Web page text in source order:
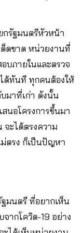
กรัฐมนตรีหัวหน้า
ด็ดขาด หน่วยงานที่
บภายในและตรวจ
ด้ทันที ทุกคนต้องให้
มาที่เก่า ดังนั้น
นอโครงการขึ้นมา
จะได้ตรงความ
ม่ตรง ก็เป็นปัญหา
มนตรี ที่อยากเห็น
ากโควิด-19 อย่าง